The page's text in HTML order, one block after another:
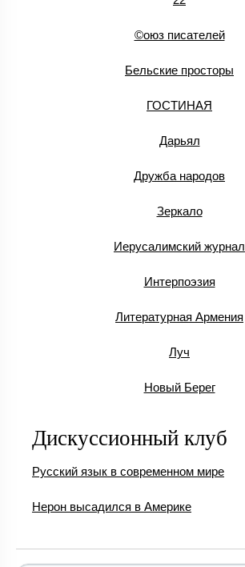
©оюз писателей
Бельские просторы
ГОСТИНАЯ
Дарьял
Дружба народов
Зеркало
Иерусалимский журнал
Интерпоэзия
Литературная Армения
Луч
Новый Берег
Дискуссионный клуб
Русский язык в современном мире
Нерон высадился в Америке